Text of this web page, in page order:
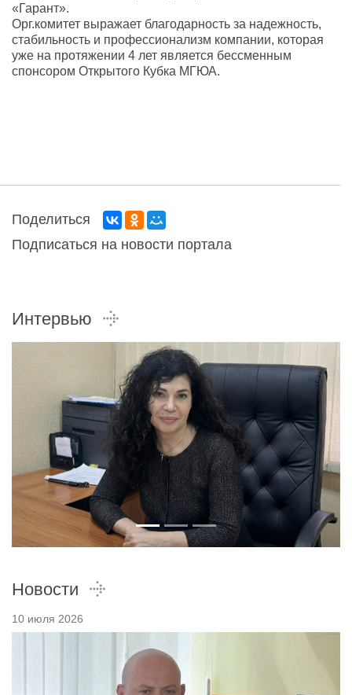
«Гарант».
Орг.комитет выражает благодарность за надежность,
стабильность и профессионализм компании, которая
уже на протяжении 4 лет является бессменным
спонсором Открытого Кубка МГЮА.
Поделиться
Подписаться на новости портала
Интервью
Новости
10 июля 2026